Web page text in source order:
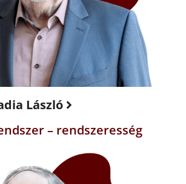
László
– rendszeresség